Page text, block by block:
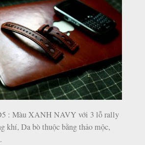
: Màu XANH NAVY với 3 lỗ rally
khí, Da bò thuộc bằng thảo mộc,